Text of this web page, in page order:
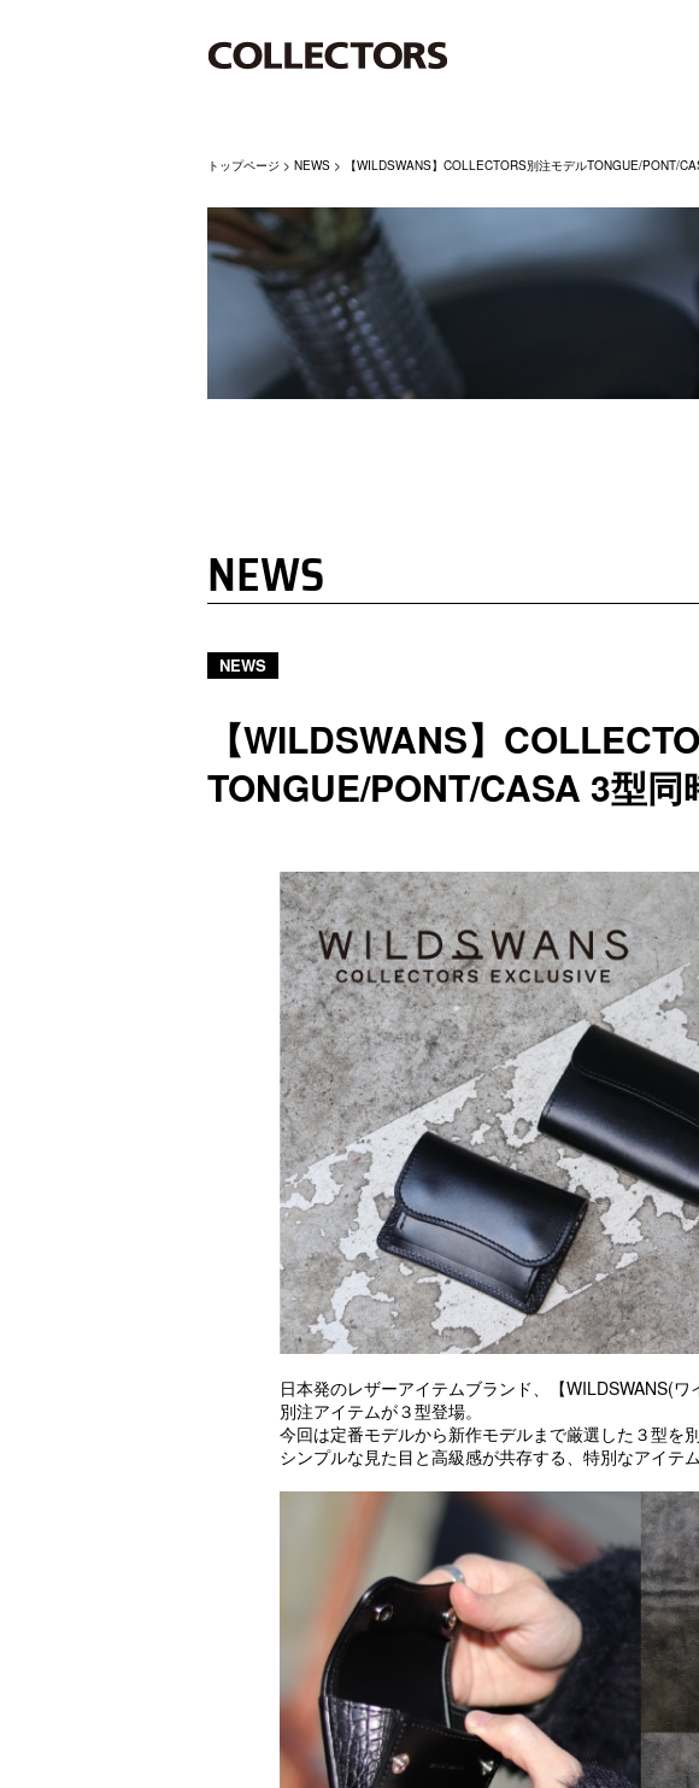
トップページ > NEWS > 【WILDSWANS】COLLECTORS別注モデルTONGUE/PONT/
NEWS
NEWS
【WILDSWANS】
TONGUE/PONT/CASA 3型同
日本発のレザーアイテムブランド、【WILDSWANS(
別注アイテムが３型登場。
今回は定番モデルから新作モデルまで厳選した３型を別
シンプルな見た目と高級感が共存する、特別なアイテ